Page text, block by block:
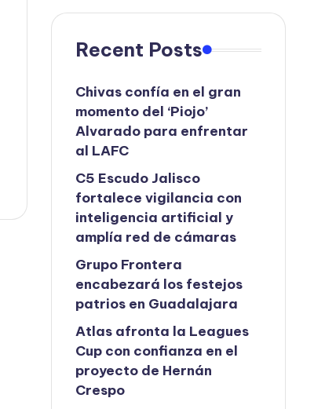
Recent Posts
Chivas confía en el gran
momento del ‘Piojo’
Alvarado para enfrentar
al LAFC
C5 Escudo Jalisco
fortalece vigilancia con
inteligencia artificial y
amplía red de cámaras
Grupo Frontera
encabezará los festejos
patrios en Guadalajara
Atlas afronta la Leagues
Cup con confianza en el
proyecto de Hernán
Crespo